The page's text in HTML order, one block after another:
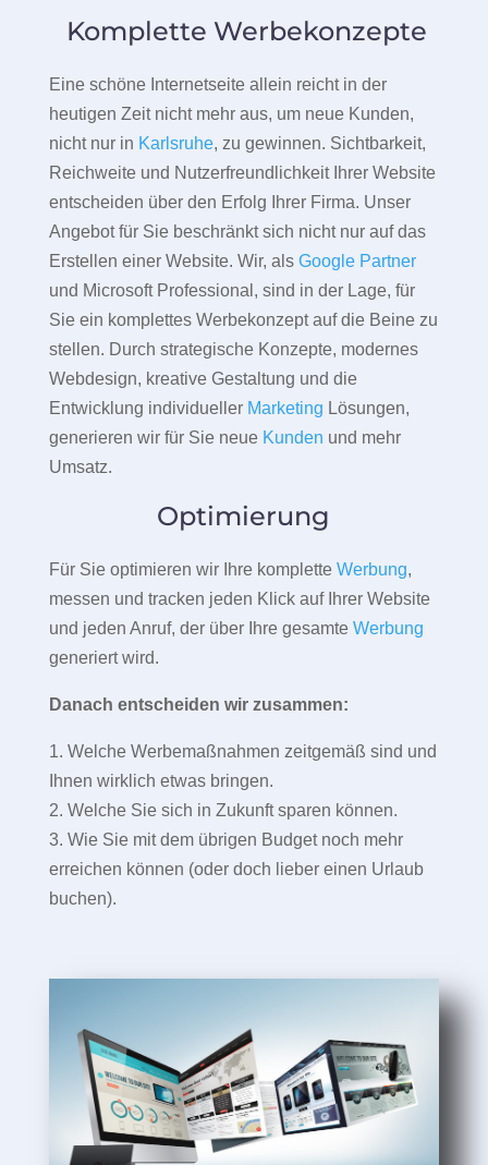
Komplette Werbekonzepte
Eine schöne Internetseite allein reicht in der
heutigen Zeit nicht mehr aus, um neue Kunden,
nicht nur in Karlsruhe, zu gewinnen. Sichtbarkeit,
Reichweite und Nutzerfreundlichkeit Ihrer Website
entscheiden über den Erfolg Ihrer Firma. Unser
Angebot für Sie beschränkt sich nicht nur auf das
Erstellen einer Website. Wir, als Google Partner
und Microsoft Professional, sind in der Lage, für
Sie ein komplettes Werbekonzept auf die Beine zu
stellen. Durch strategische Konzepte, modernes
Webdesign, kreative Gestaltung und die
Entwicklung individueller Marketing Lösungen,
generieren wir für Sie neue Kunden und mehr
Umsatz.
Optimierung
Für Sie optimieren wir Ihre komplette Werbung,
messen und tracken jeden Klick auf Ihrer Website
und jeden Anruf, der über Ihre gesamte Werbung
generiert wird.
Danach entscheiden wir zusammen:
1. Welche Werbemaßnahmen zeitgemäß sind und
Ihnen wirklich etwas bringen.
2. Welche Sie sich in Zukunft sparen können.
3. Wie Sie mit dem übrigen Budget noch mehr
erreichen können (oder doch lieber einen Urlaub
buchen).